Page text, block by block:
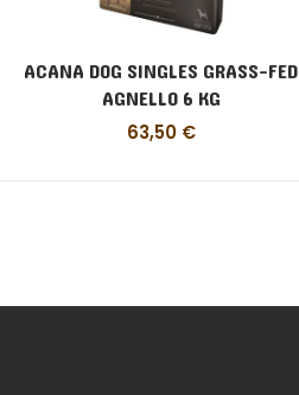
ACANA DOG SINGLES GRASS-FED
AGNELLO 6 KG
63,50 €